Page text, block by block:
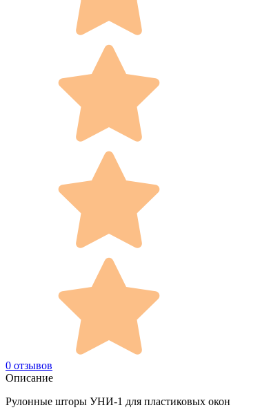
0 отзывов
Описание
Рулонные шторы УНИ-1 для пластиковых окон